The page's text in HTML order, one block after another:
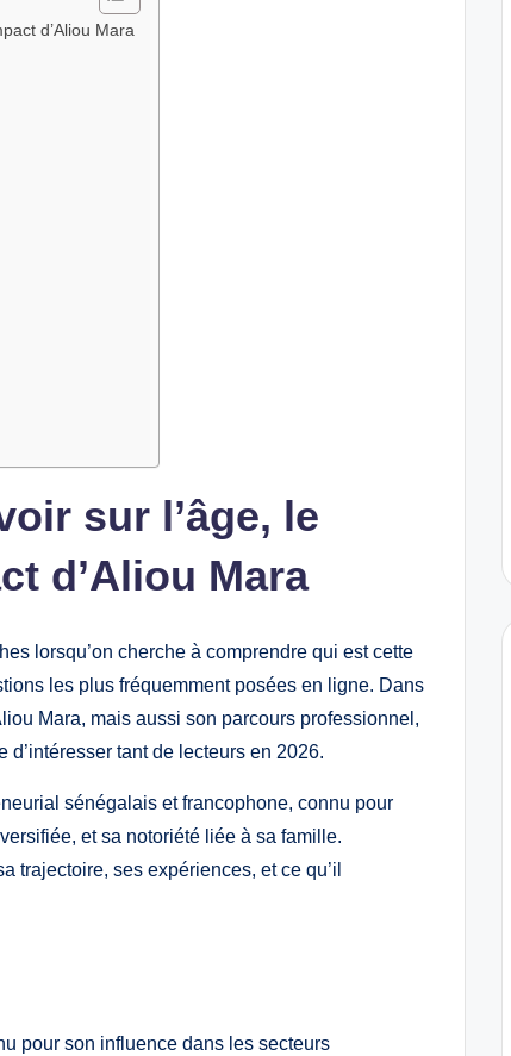
d’Aliou Mara
sur l’âge, le
d’Aliou Mara
lorsqu’on cherche à comprendre qui est cette
les plus fréquemment posées en ligne. Dans
Mara, mais aussi son parcours professionnel,
tant de lecteurs en 2026.
sénégalais et francophone, connu pour
et sa notoriété liée à sa famille.
trajectoire, ses expériences, et ce qu’il
pour son influence dans les secteurs